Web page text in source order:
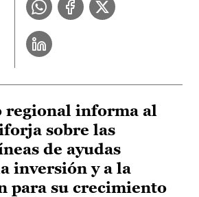
regional informa al
sobre las
de ayudas
inversión y a la
para su crecimiento